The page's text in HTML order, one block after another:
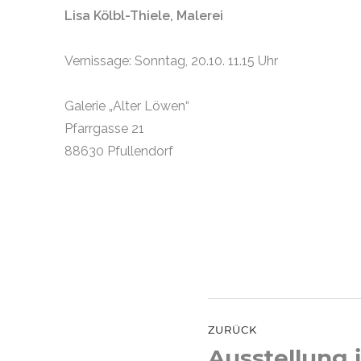
Lisa Kölbl-Thiele, Malerei
Vernissage: Sonntag, 20.10. 11.15 Uhr
Galerie „Alter Löwen“
Pfarrgasse 21
88630 Pfullendorf
ZURÜCK
Vorheriger